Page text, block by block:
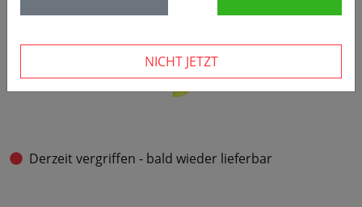
Derzeit vergriffen - bald wieder lieferbar
NICHT JETZT